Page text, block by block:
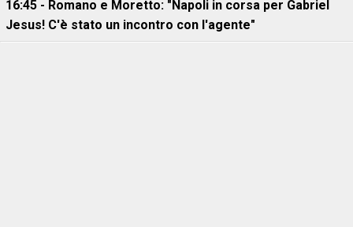
16:45 - Romano e Moretto: "Napoli in corsa per Gabriel
Jesus! C'è stato un incontro con l'agente"